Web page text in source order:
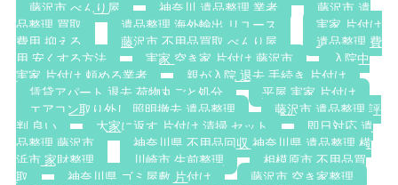
藤沢市 べんり屋
神奈川 遺品整理 業者
藤沢市 遺
品整理 買取
遺品整理 海外輸出 リユース
実家 片付け
費用 抑える
藤沢市 不用品買取 べんり屋
遺品整理 費
用 安くする方法
実家 空き家 片付け 藤沢市
入院中
実家 片付け 頼める業者
親が入院 退去 手続き 片付け
賃貸アパート 退去 荷物丸ごと処分
平屋 実家 片付け
エアコン取り外し 照明撤去 遺品整理
藤沢市 遺品整理 評
判 良い
大家に返す 片付け 清掃 セット
即日対応 遺
品整理 藤沢市
神奈川県 不用品回収 神奈川県 遺品整理 横
浜市 家財整理
川崎市 生前整理
相模原市 不用品買
取
神奈川県 ゴミ屋敷 片付け
藤沢市 空き家整理